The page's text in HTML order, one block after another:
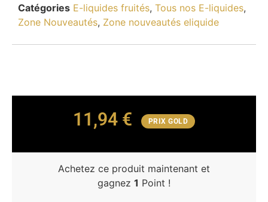
Catégories E-liquides fruités, Tous nos E-liquides,
Zone Nouveautés, Zone nouveautés eliquide
11,94 € PRIX GOLD
Achetez ce produit maintenant et
gagnez 1 Point !